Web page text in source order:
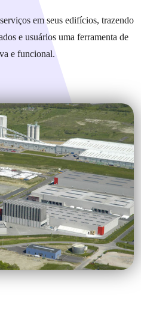
em seus edifícios, trazendo
e usuários uma ferramenta de
e funcional.